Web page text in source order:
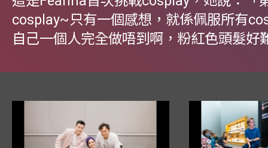
cosplay~只有一個感想，就係佩服所有
自己一個人完全做唔到啊，粉紅色頭髮好